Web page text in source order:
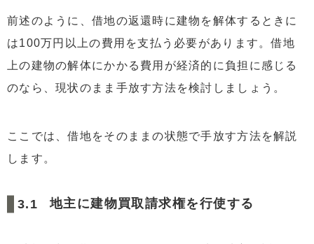
前述のように、借地の返還時に建物を解体するときに
は100万円以上の費用を支払う必要があります。借地
上の建物の解体にかかる費用が経済的に負担に感じる
のなら、現状のまま手放す方法を検討しましょう。
ここでは、借地をそのままの状態で手放す方法を解説
します。
地主に建物買取請求権を行使する